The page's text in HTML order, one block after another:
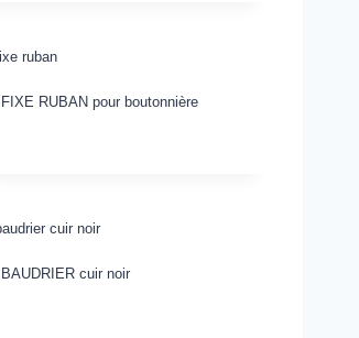
FIXE RUBAN pour boutonnière
BAUDRIER cuir noir